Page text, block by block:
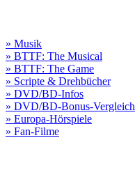
» Musik
» BTTF: The Musical
» BTTF: The Game
» Scripte & Drehbücher
» DVD/BD-Infos
» DVD/BD-Bonus-Vergleich
» Europa-Hörspiele
» Fan-Filme